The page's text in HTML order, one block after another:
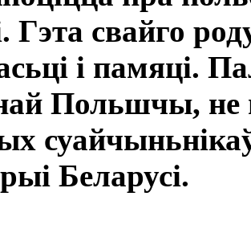
Гэта свайго
і памяці.
Польшчы, не
Беларусі.